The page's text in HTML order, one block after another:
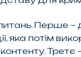
Перше
потім